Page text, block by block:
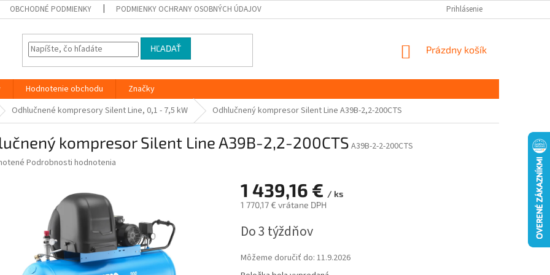
OBCHODNÉ PODMIENKY PODMIENKY OCHRANY OSOBNÝCH ÚDAJOV Prihlásenie
HĽADAŤ
NÁKUPNÝ
Prázdny košík
Hodnotenie obchodu
Značky
Odhlučnené kompresory Silent Line, 0,1 - 7,5 kW Odhlučnený kompresor Silent Line A39B-2,2-200CTS
kompresor Silent Line A39B-2,2-200CTS A39B-2-2-200CTS
Podrobnosti hodnotenia
1 439,16 € / ks
1 770,17 € vrátane DPH
cena:
Do 3 týždňov
Môžeme doručiť do: 11.9.2026